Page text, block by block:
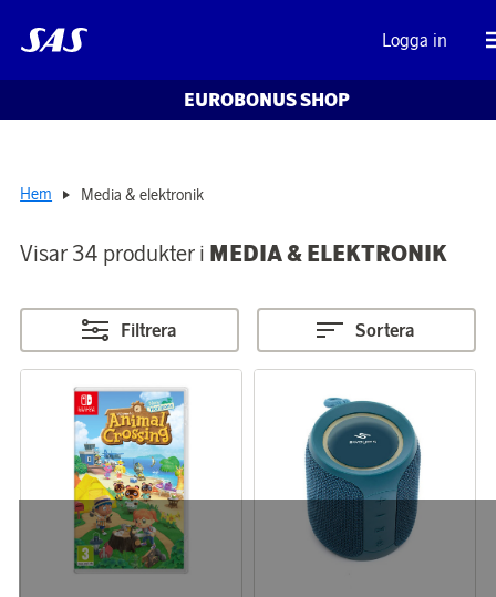
Logga in
EUROBONUS SHOP
Hem Media & elektronik
Visar 34 produkter i MEDIA & ELEKTRONIK
Filtrera Sortera